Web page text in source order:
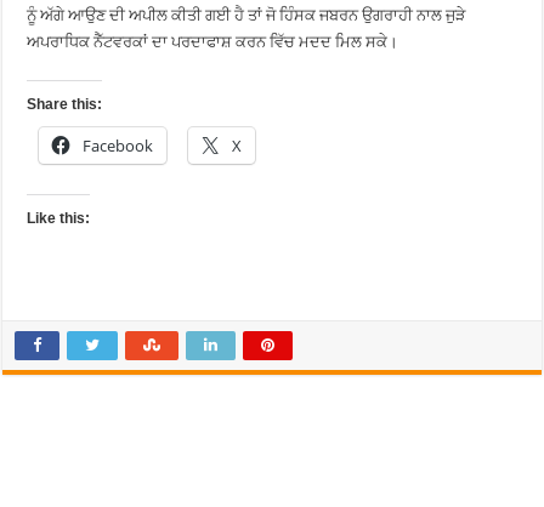
ਨੂੰ ਅੱਗੇ ਆਉਣ ਦੀ ਅਪੀਲ ਕੀਤੀ ਗਈ ਹੈ ਤਾਂ ਜੋ ਹਿੰਸਕ ਜਬਰਨ ਉਗਰਾਹੀ ਨਾਲ ਜੁੜੇ
ਅਪਰਾਧਿਕ ਨੈੱਟਵਰਕਾਂ ਦਾ ਪਰਦਾਫਾਸ਼ ਕਰਨ ਵਿੱਚ ਮਦਦ ਮਿਲ ਸਕੇ।
Share this:
Facebook X
Like this: